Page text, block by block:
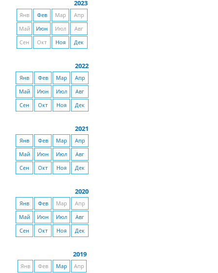
2023
Янв Фев Мар
Апр
Май
Июн Июл
Авг
Сен
Окт Ноя Дек
2022
Янв Фев Мар
Апр
Май
Июн Июл
Авг
Сен
Окт Ноя Дек
2021
Янв Фев Мар
Апр
Май
Июн Июл
Авг
Сен
Окт Ноя Дек
2020
Янв Фев Мар
Апр
Май
Июн Июл
Авг
Сен
Окт Ноя Дек
2019
Янв Фев Мар
Апр